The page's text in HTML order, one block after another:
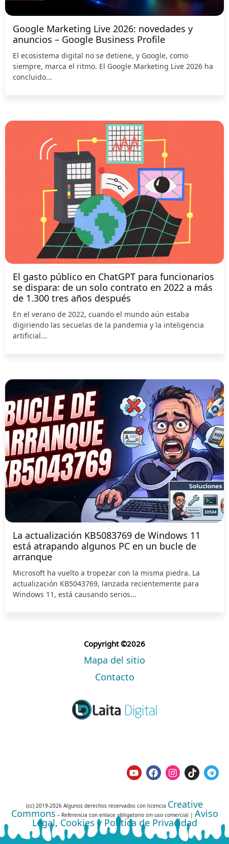
Google Marketing Live 2026: novedades y
anuncios – Google Business Profile
El ecosistema digital no se detiene, y Google, como
siempre, marca el ritmo. El Google Marketing Live 2026 ha
concluido...
El gasto público en ChatGPT para funcionarios
se dispara: de un solo contrato en 2022 a más
de 1.300 tres años después
En el verano de 2022, cuando el mundo aún estaba
digiriendo las secuelas de la pandemia y la inteligencia
artificial...
La actualización KB5083769 de Windows 11
está atrapando algunos PC en un bucle de
arranque
Microsoft ha vuelto a tropezar con la misma piedra. La
actualización KB5043769, lanzada recientemente para
Windows 11, está causando serios...
Copyright ©2026
Mapa del sitio
Contacto
(cc) 2019-2026 Algunos derechos reservados con licencia Creative
Commons – Referencia con enlace obligatorio sin uso comercial | Aviso
Legal, Cookies y Política de Privacidad